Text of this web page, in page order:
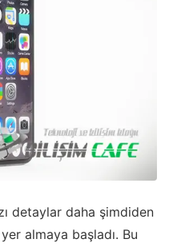
detaylar daha şimdiden
almaya başladı. Bu